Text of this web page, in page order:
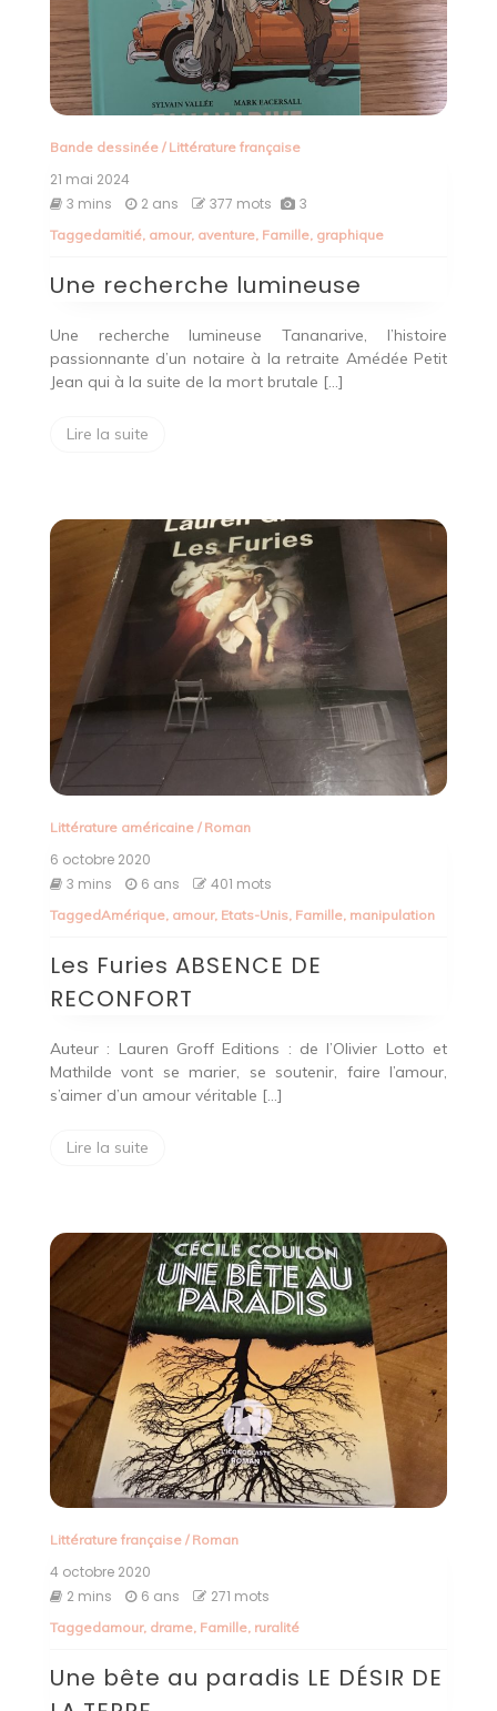
Bande dessinée/ Littérature française
21 mai 2024
3 mins
2 ans 377 mots 3
Taggedamitié, amour, aventure, Famille, graphique
Une recherche lumineuse
Une recherche lumineuse Tananarive, l’histoire
passionnante d’un notaire à la retraite Amédée Petit
Jean qui à la suite de la mort brutale […]
Lire la suite
Littérature américaine/ Roman
6 octobre 2020
3 mins
6 ans 401 mots
TaggedAmérique, amour, Etats-Unis, Famille, manipulation
Les Furies ABSENCE DE
RECONFORT
Auteur : Lauren Groff Editions : de l’Olivier Lotto et
Mathilde vont se marier, se soutenir, faire l’amour,
s’aimer d’un amour véritable […]
Lire la suite
Littérature française/ Roman
4 octobre 2020
2 mins
6 ans 271 mots
Taggedamour, drame, Famille, ruralité
Une bête au paradis LE DÉSIR DE